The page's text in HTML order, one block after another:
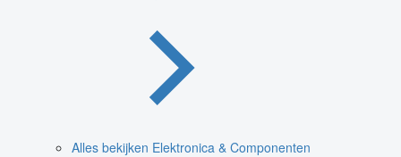
Alles bekijken Elektronica & Componenten